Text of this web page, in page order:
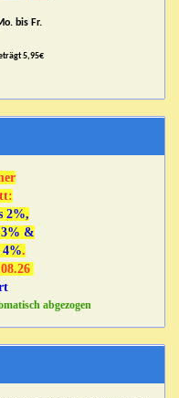
bis Fr.
5,95€
2%,
3% &
4%.
abgezogen